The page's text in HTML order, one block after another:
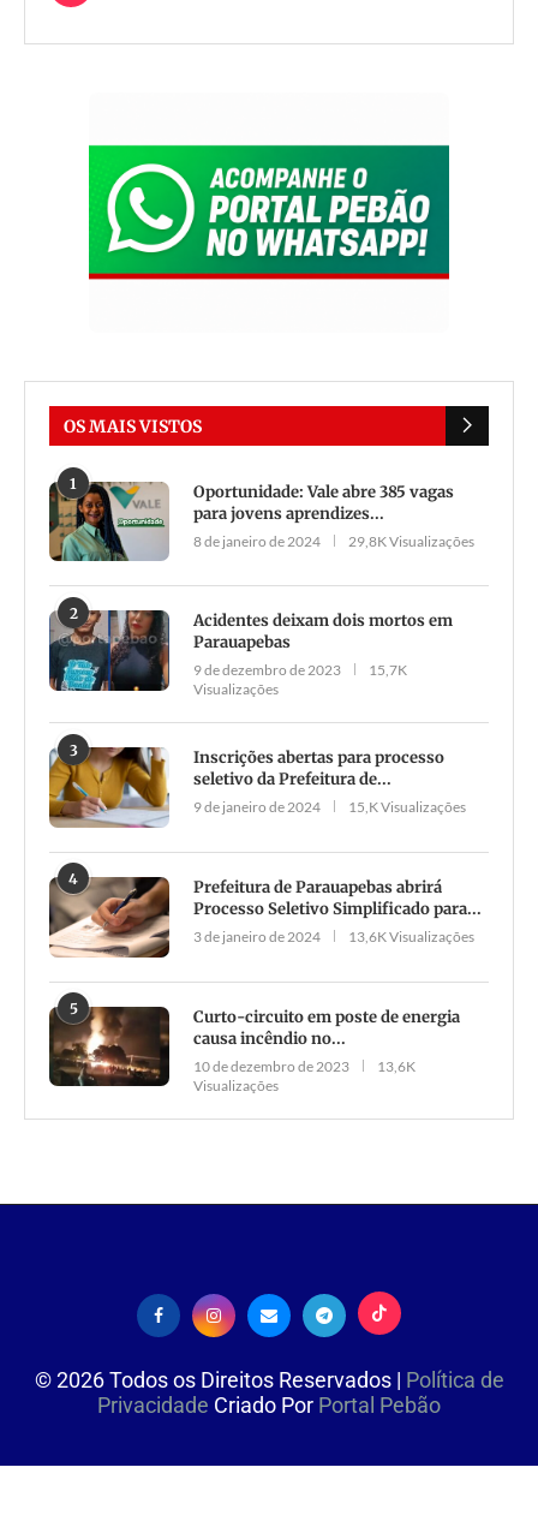
OS MAIS VISTOS
1
Oportunidade: Vale abre 385 vagas
para jovens aprendizes...
8 de janeiro de 2024 29,8K Visualizações
2
Acidentes deixam dois mortos em
Parauapebas
9 de dezembro de 2023
15,7K
Visualizações
3
Inscrições abertas para processo
seletivo da Prefeitura de...
9 de janeiro de 2024 15,K Visualizações
4
Prefeitura de Parauapebas abrirá
Processo Seletivo Simplificado para...
3 de janeiro de 2024 13,6K Visualizações
5
Curto-circuito em poste de energia
causa incêndio no...
10 de dezembro de 2023
13,6K
Visualizações
©2026Todos os Direitos Reservados | Política de
Privacidade Criado Por Portal Pebão